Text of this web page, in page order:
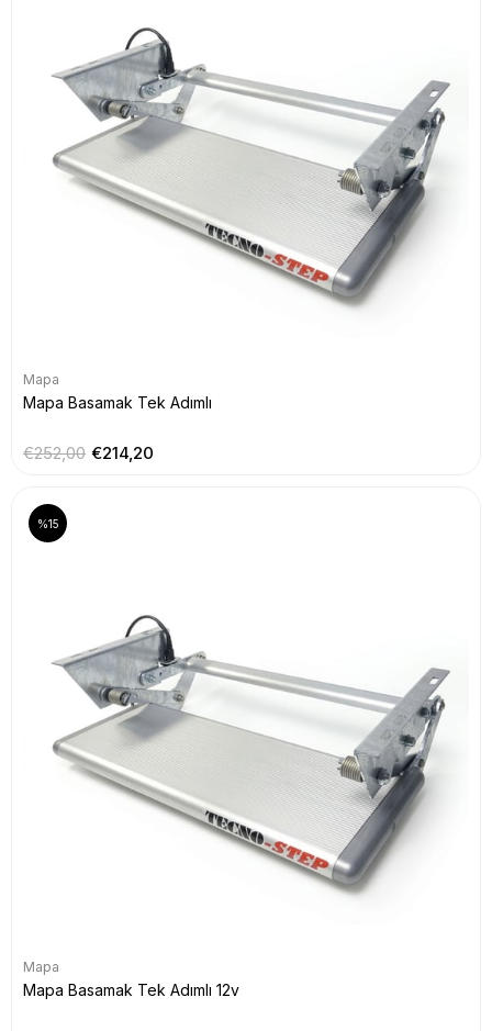
Mapa
Mapa Basamak Tek Adımlı
€214,20
€252,00
Mapa
Mapa Basamak Tek Adımlı 12v
%15